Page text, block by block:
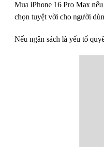
Mua iPhone 16 Pro Max
chọn tuyệt vời cho người
Nếu ngân sách là yếu tố